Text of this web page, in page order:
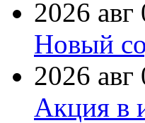
2026 авг
Новый
2026 авг
Акция в